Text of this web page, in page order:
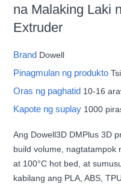
na Malaking Laki
Extruder
Brand Dowell
Pinagmulan ng produkto
Oras ng paghatid 10-16
Kapote ng suplay 1000
Ang Dowell3D DMPlus 3D
build volume, nagtatampok
at 100°C hot bed, at
kabilang ang PLA, ABS,